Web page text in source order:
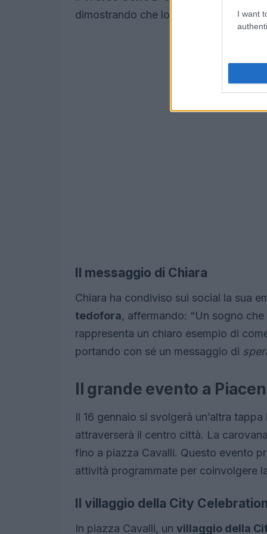
I want
dimostrando che lo sport è un
Il messaggio di Chiara
Chiara ha condiviso sui social la sua
tedofora, affermando: “Un sogno
rappresenta un chiaro esempio di
portando con sé un messaggio di
Il grande evento a
Il 16 gennaio si svolgerà un’altra
attraverserà il centro città. La
fino a piazza Cavalli. Questo evento
attività programmate per coinvolgere
Il villaggio della City Celebration
In piazza Cavalli, un villaggio della